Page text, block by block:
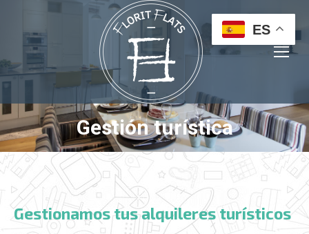
Gestión turística
Estás aquí:
Gestionamos tus alquileres turísticos
ES